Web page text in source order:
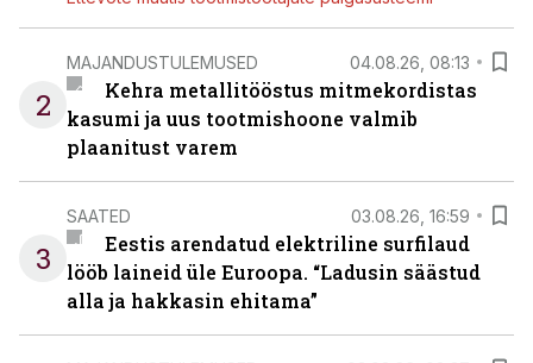
2
MAJANDUSTULEMUSED 04.08.26, 08:13
Kehra metallitööstus mitmekordistas
kasumi ja uus tootmishoone valmib
plaanitust varem
3
SAATED 03.08.26, 16:59
Eestis arendatud elektriline surfilaud
lööb laineid üle Euroopa. “Ladusin säästud
alla ja hakkasin ehitama”